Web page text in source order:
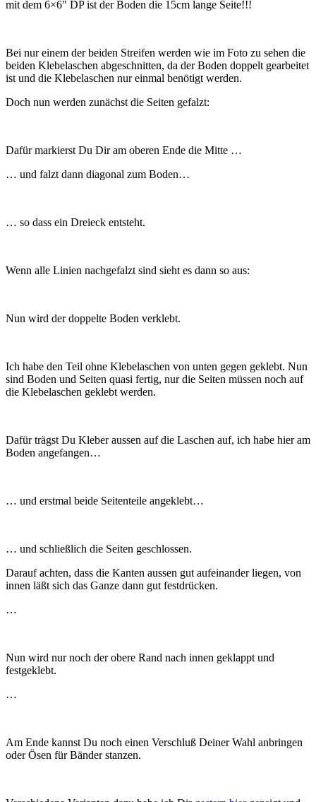
mit dem 6×6″ DP ist der Boden die 15cm lange Seite!!!
Bei nur einem der beiden Streifen werden wie im Foto zu sehen die
beiden Klebelaschen abgeschnitten, da der Boden doppelt gearbeitet
ist und die Klebelaschen nur einmal benötigt werden.
Doch nun werden zunächst die Seiten gefalzt:
Dafür markierst Du Dir am oberen Ende die Mitte …
… und falzt dann diagonal zum Boden…
… so dass ein Dreieck entsteht.
Wenn alle Linien nachgefalzt sind sieht es dann so aus:
Nun wird der doppelte Boden verklebt.
Ich habe den Teil ohne Klebelaschen von unten gegen geklebt. Nun
sind Boden und Seiten quasi fertig, nur die Seiten müssen noch auf
die Klebelaschen geklebt werden.
Dafür trägst Du Kleber aussen auf die Laschen auf, ich habe hier am
Boden angefangen…
… und erstmal beide Seitenteile angeklebt…
… und schließlich die Seiten geschlossen.
Darauf achten, dass die Kanten aussen gut aufeinander liegen, von
innen läßt sich das Ganze dann gut festdrücken.
…
Nun wird nur noch der obere Rand nach innen geklappt und
festgeklebt.
…
Am Ende kannst Du noch einen Verschluß Deiner Wahl anbringen
oder Ösen für Bänder stanzen.